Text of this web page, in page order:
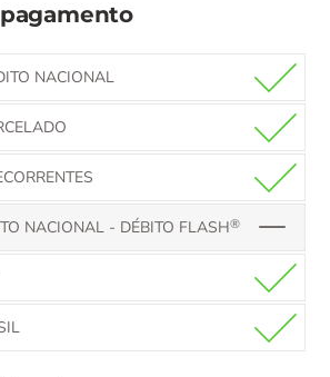
NACIONAL
NACIONAL - DÉBITO FLASH®